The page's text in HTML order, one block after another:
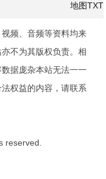
地图TXT
频、音频等资料均来
不为其版权负责。相
据庞杂本站无法一一
权益的内容，请联系
reserved.